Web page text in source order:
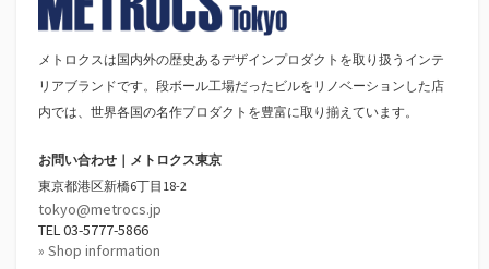
メトロクスは国内外の歴史あるデザインプロダクトを取り扱うインテ
リアブランドです。段ボール工場だったビルをリノベーションした店
内では、世界各国の名作プロダクトを豊富に取り揃えています。
お問い合わせ｜メトロクス東京
東京都港区新橋6丁目18-2
tokyo@metrocs.jp
TEL 03-5777-5866
» Shop information